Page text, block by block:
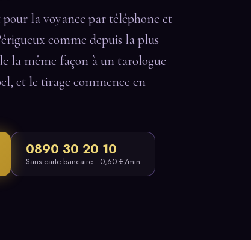
la voyance par téléphone et
comme depuis la plus
la même façon à un tarologue
et le tirage commence en
0890 30 20 10
Sans carte bancaire · 0,60 €/min